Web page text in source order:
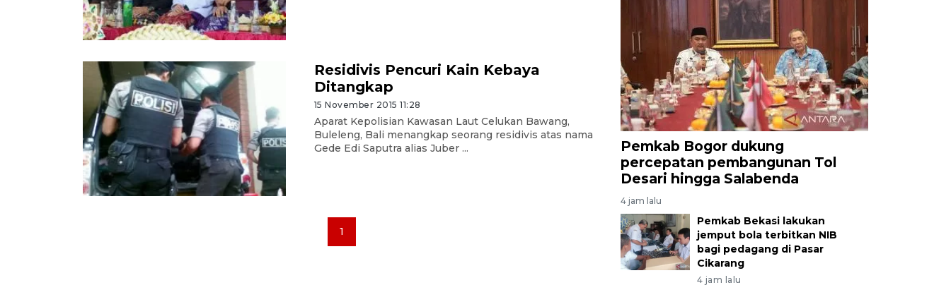
Residivis Pencuri Kain Kebaya
Ditangkap
15 November 2015 11:28
Aparat Kepolisian Kawasan Laut Celukan Bawang,
Buleleng, Bali menangkap seorang residivis atas nama
Gede Edi Saputra alias Juber ...
1
Pemkab Bogor dukung
percepatan pembangunan Tol
Desari hingga Salabenda
4 jam lalu
Pemkab Bekasi lakukan
jemput bola terbitkan NIB
bagi pedagang di Pasar
Cikarang
4 jam lalu